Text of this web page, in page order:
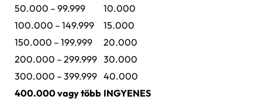
50.000 – 99.999
10.000
100.000 – 149.999
15.000
150.000 – 199.999
20.000
200.000 – 299.999 30.000
300.000 – 399.999 40.000
400.000 vagy több INGYENES